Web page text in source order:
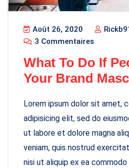
Août 26, 2020
3 Commentaires
What To Do If
Your Brand
Lorem ipsum dolor sit amet,
adipisicing elit, sed do
ut labore et dolore magna
veniam, quis nostrud
nisi ut aliquip ex ea